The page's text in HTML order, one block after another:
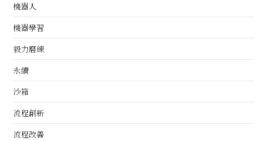
機器人
機器學習
毅力磨練
永續
沙箱
流程創新
流程改善